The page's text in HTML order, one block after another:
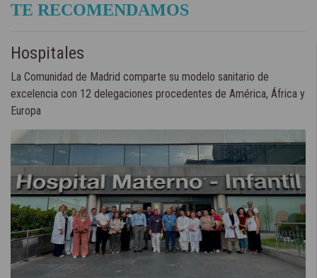
TE RECOMENDAMOS
Hospitales
La Comunidad de Madrid comparte su modelo sanitario de
excelencia con 12 delegaciones procedentes de América, África y
Europa